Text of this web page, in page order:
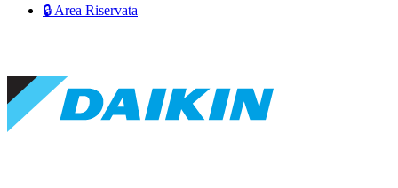
🔒 Area Riservata